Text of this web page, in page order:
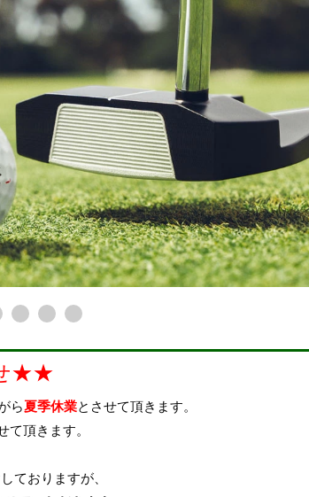
★★
ら夏季休業とさせて頂きます。
頂きます。
ておりますが、